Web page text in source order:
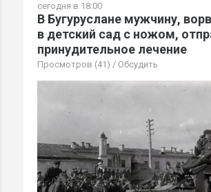
сегодня в 18:00
В Бугуруслане мужчину,
в детский сад с ножом,
принудительное лечение
Просмотров (41) / Обсудить